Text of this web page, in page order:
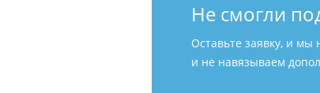
Не смогли
Оставьте заявку, и
и не навязываем